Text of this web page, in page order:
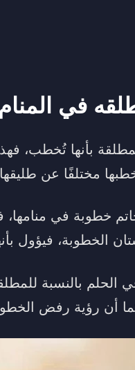
في المنام
بأنها تُخطب،
مختلفًا عن
خطوبة في
الخطوبة، فيؤول
الحلم بالنسبة
أن رؤية رفض